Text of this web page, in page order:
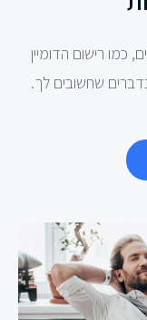
כמו רישום הדומיין
שחשובים לך.